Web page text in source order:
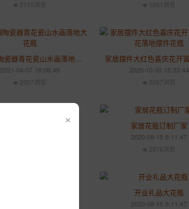
×
2110浏览 1661浏览
景德镇陶瓷器青花瓷山水画落地大花瓶 酒店大厅装饰品摆件大号
2021-04-07 16:06:45
2007浏览
2020-10-30 15:33:44
2067浏览
家居花瓶订制厂家
2020-08-15 6:11:47
2878浏览
开业礼品大花瓶
2020-08-15 6:11:47